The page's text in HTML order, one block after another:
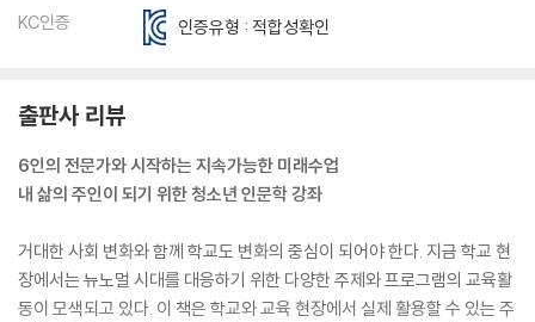
KC인증
인증유형 : 적합성확인
출판사 리뷰
6인의 전문가와 시작하는 지속가능한 미래수업
내 삶의 주인이 되기 위한 청소년 인문학 강좌
거대한 사회 변화와 함께 학교도 변화의 중심이 되어야 한다. 지금 학교 현
장에서는 뉴노멀 시대를 대응하기 위한 다양한 주제와 프로그램의 교육활
동이 모색되고 있다. 이 책은 학교와 교육 현장에서 실제 활용할 수 있는 주